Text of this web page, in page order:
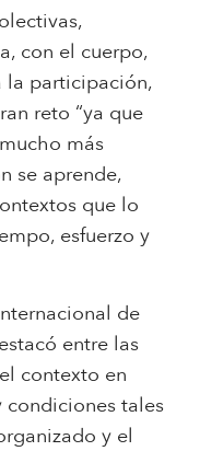
con el cuerpo,
la participación,
reto “ya que
más
se aprende,
que lo
esfuerzo y
de
entre las
contexto en
condiciones tales
y el